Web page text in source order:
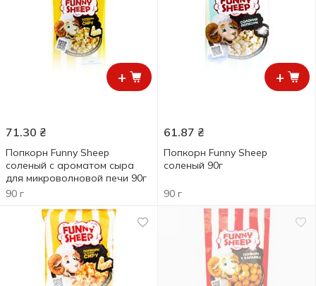
+
71.30 ₴
Попкорн Funny Sheep
соленый с ароматом сыра
для микроволновой печи 90г
90 г
+
61.87 ₴
Попкорн Funny Sheep
соленый 90г
90 г